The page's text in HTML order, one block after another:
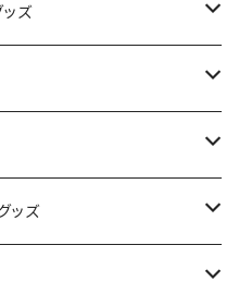
ズ
ッズ